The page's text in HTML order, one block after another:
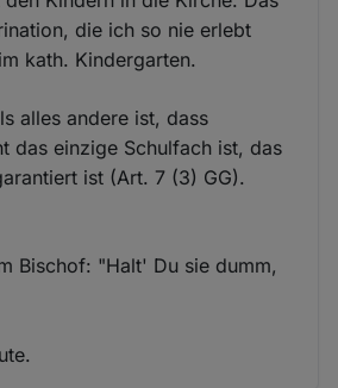
die ich so nie erlebt
kath. Kindergarten.
alles andere ist, dass
das einzige Schulfach ist, das
ist (Art. 7 (3) GG).
Bischof: "Halt' Du sie dumm,